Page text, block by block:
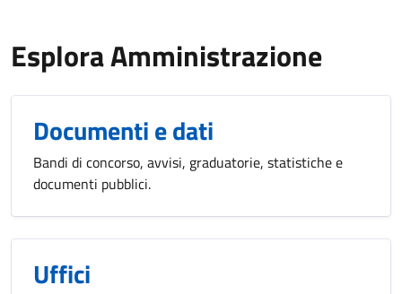
Esplora Amministrazione
Documenti e dati
Bandi di concorso, avvisi, graduatorie, statistiche e
documenti pubblici.
Uffici